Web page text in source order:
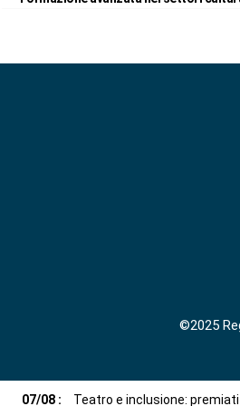
©2025
07/08 : Teatro e inclusione: